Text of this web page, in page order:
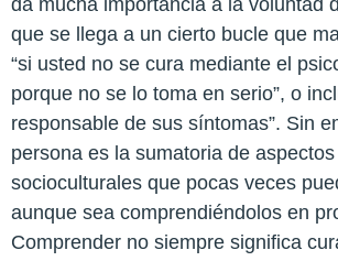
que se llega a un cierto bucle que
“si usted no se cura mediante el
porque no se lo toma en serio”, o
responsable de sus síntomas”. Sin
persona es la sumatoria de
socioculturales que pocas veces
aunque sea comprendiéndolos en
Comprender no siempre significa